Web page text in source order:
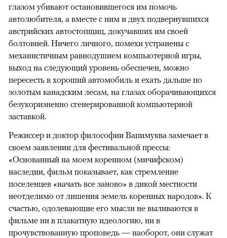
глазом убивают остановившегося им помочь
автолюбителя, а вместе с ним и двух подвернувшихся
австрийских автостопщиц, докучавших им своей
болтовней. Ничего личного, помехи устранены с
механистичным равнодушием компьютерной игры,
выход на следующий уровень обеспечен, можно
пересесть в хороший автомобиль и ехать дальше по
золотым канадским лесам, на глазах оборачивающихся
безукоризненно сгенерированной компьютерной
заставкой.
Режиссер и доктор философии Вапимуква замечает в
своем заявлении для фестивальной прессы:
«Основанный на моем коренном (мичифском)
наследии, фильм показывает, как стремление
поселенцев «начать все заново» в дикой местности
неотделимо от лишения земель коренных народов». К
счастью, одолевающие его мысли не выливаются в
фильме ни в плакатную идеологию, ни в
прочувствованную проповедь — наоборот, они служат